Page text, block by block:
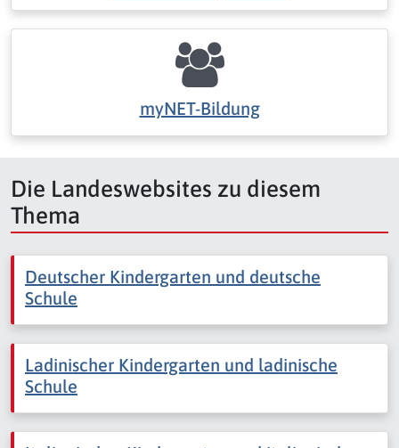
myNET-Bildung
Die Landeswebsites zu diesem
Thema
Deutscher Kindergarten und deutsche
Schule
Ladinischer Kindergarten und ladinische
Schule